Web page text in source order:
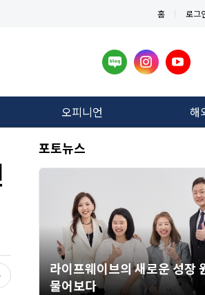
홈 로그
오피니언 해
포토뉴스
라이프웨이브의 새로운 성장
물어보다